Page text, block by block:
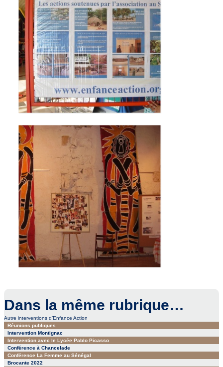
Dans la même rubrique…
Autre interventions d’Enfance Action
Réunions publiques
Intervention Montignac
Intervention avec le Lycée Pablo Picasso
Conférence à Chancelade
Conférence La Femme au Sénégal
Brocante 2022